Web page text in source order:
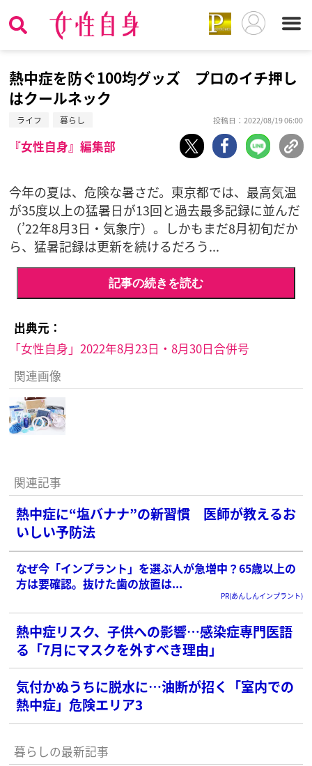
熱中症を防ぐ100均グッズ プロのイチ押し
はクールネック
ライフ 暮らし 投稿日：2022/08/19 06:00
『女性自身』編集部
今年の夏は、危険な暑さだ。東京都では、最高気温
が35度以上の猛暑日が13回と過去最多記録に並んだ
（’22年8月3日・気象庁）。しかもまだ8月初旬だか
ら、猛暑記録は更新を続けるだろう...
記事の続きを読む
出典元：
「女性自身」2022年8月23日・8月30日合併号
関連画像
関連記事
熱中症に“塩バナナ”の新習慣 医師が教えるお
いしい予防法
なぜ今「インプラント」を選ぶ人が急増中？65歳以上の
方は要確認。抜けた歯の放置は...
PR(あんしんインプラント)
熱中症リスク、子供への影響…感染症専門医語
る「7月にマスクを外すべき理由」
気付かぬうちに脱水に…油断が招く「室内での
熱中症」危険エリア3
暮らしの最新記事